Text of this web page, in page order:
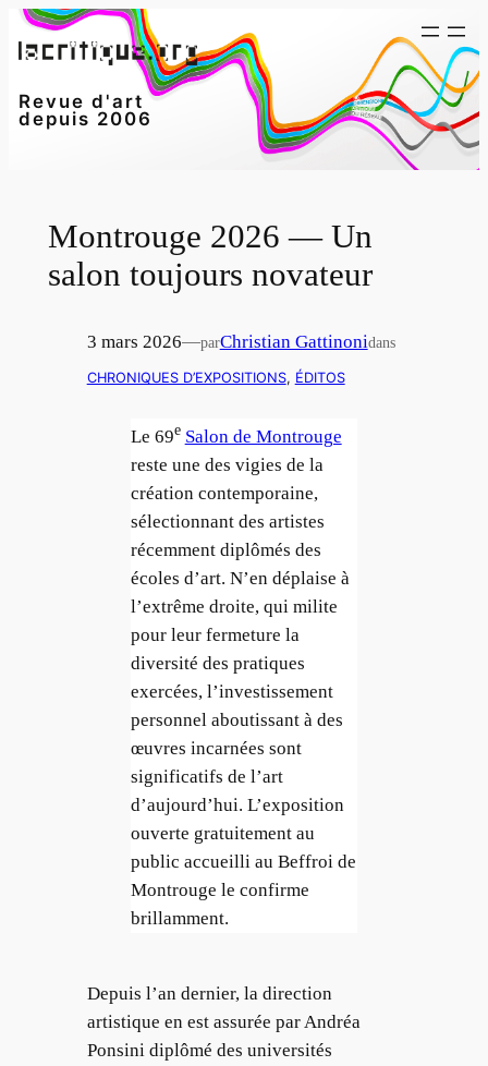
Aller
au
Revue d'art
depuis 2006
Montrouge 2026 — Un
salon toujours novateur
3 mars 2026—parChristian Gattinonidans
CHRONIQUES D’EXPOSITIONS, ÉDITOS
Le 69e Salon de Montrouge
reste une des vigies de la
création contemporaine,
sélectionnant des artistes
récemment diplômés des
écoles d’art. N’en déplaise à
l’extrême droite, qui milite
pour leur fermeture la
diversité des pratiques
exercées, l’investissement
personnel aboutissant à des
œuvres incarnées sont
significatifs de l’art
d’aujourd’hui. L’exposition
ouverte gratuitement au
public accueilli au Beffroi de
Montrouge le confirme
brillamment.
Depuis l’an dernier, la direction
artistique en est assurée par Andréa
Ponsini diplômé des universités